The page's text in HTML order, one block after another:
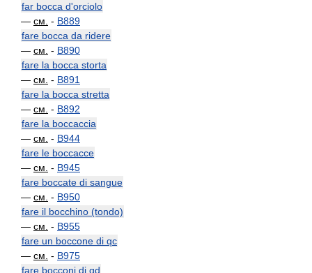
far bocca d'orciolo
— см. - B889
fare bocca da ridere
— см. - B890
fare la bocca storta
— см. - B891
fare la bocca stretta
— см. - B892
fare la boccaccia
— см. - B944
fare le boccacce
— см. - B945
fare boccate di sangue
— см. - B950
fare il bocchino (tondo)
— см. - B955
fare un boccone di qc
— см. - B975
fare bocconi di qd